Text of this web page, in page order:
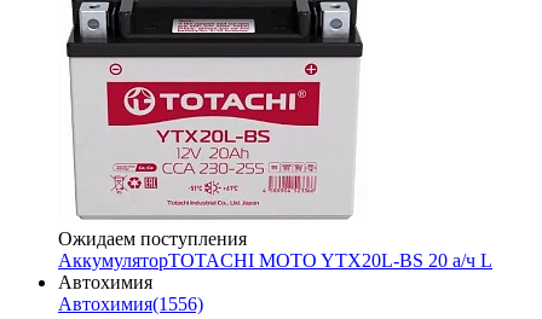
Ожидаем поступления
АккумуляторTOTACHI MOTO YTX20L-BS 20 а/ч L
Автохимия
Автохимия(1556)